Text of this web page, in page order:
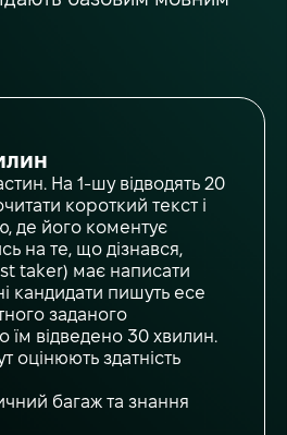
На 1-шу відводять 20
короткий текст і
де його коментує
на те, що дізнався,
taker) має написати
кандидати пишуть есе
заданого
їм відведено 30 хвилин.
оцінюють здатність
багаж та знання